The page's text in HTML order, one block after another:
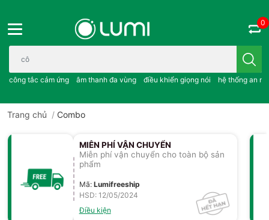
Bạn cần tìm gì..; công tắc cảm ứng..; âm thanh đa vùng ; điều
công tắc cảm ứng âm thanh đa vùng điều khiển giọng nói hệ thống an
0
Trang chủ / Combo
MIỄN PHÍ VẬN CHUYỂN
Miễn phí vận chuyển cho toàn bộ sản
phẩm
Mã: Lumifreeship
HSD: 12/05/2024
Điều kiện